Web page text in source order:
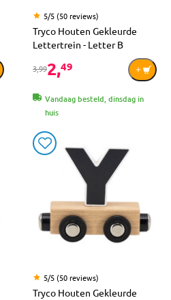
5/5 (50 reviews)
Tryco Houten Gekleurde
Lettertrein - Letter B
3,992,49
Vandaag besteld, dinsdag in
huis
5/5 (50 reviews)
Tryco Houten Gekleurde